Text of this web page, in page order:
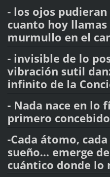
- los ojos
cuanto hoy
murmullo en el
- invisible de lo
vibración sutil
infinito de la
- Nada nace en lo
primero
-Cada átomo,
sueño… emerge
cuántico donde lo